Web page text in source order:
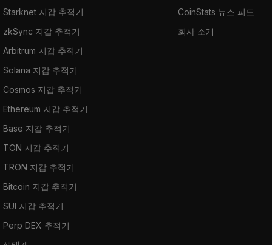
Starknet 지갑 추적기
zkSync 지갑 추적기
Arbitrum 지갑 추적기
Solana 지갑 추적기
Cosmos 지갑 추적기
Ethereum 지갑 추적기
Base 지갑 추적기
TON 지갑 추적기
TRON 지갑 추적기
Bitcoin 지갑 추적기
SUI 지갑 추적기
Perp DEX 추적기
CoinStats 뉴스 피드
회사 소개